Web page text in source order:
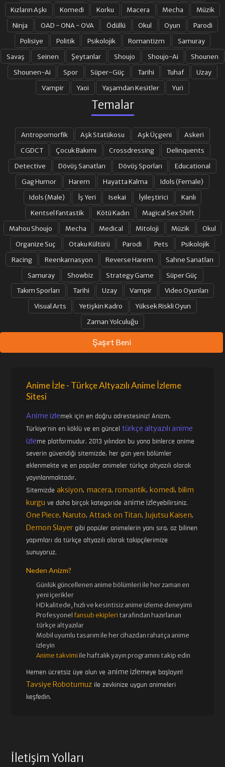
Kızların Aşkı Komedi Korku Macera Mecha
Müzik
Ninja
OAD - ONA - OVA Ödüllü Okul Oyun
Parodi
Polisiye
Politik Psikolojik Romantizm
Samuray
Savaş
Seinen Şeytanlar Shoujo Shoujo-Ai
Shounen
Shounen-Ai
Spor Süper-Güç Tarihi Tuhaf
Uzay
Vampir
Yaoi Yaşamdan Kesitler Yuri
Temalar
Antropomorfik Aşk Statükosu Aşk Üçgeni
Askeri
CGDCT
Çocuk Bakımı Crossdressing
Delinquents
Detective
Dövüş Sanatları Dövüş Sporları
Educational
Gag Humor
Harem Hayatta Kalma
Idols (Female)
Idols (Male)
İş Yeri Isekai İyileştirici
Kanlı
Kentsel Fantastik
Kötü Kadın
Magical Sex Shift
Mahou Shoujo
Mecha Medical Mitoloji Müzik
Okul
Organize Suç
Otaku Kültürü Parodi Pets
Psikolojik
Racing
Reenkarnasyon Reverse Harem
Sahne Sanatları
Samuray
Showbiz Strategy Game
Süper Güç
Takım Sporları
Tarihi Uzay Vampir
Video Oyunları
Visual Arts
Yetişkin Kadro
Yüksek Riskli Oyun
Zaman Yolculuğu
Şaşırt Beni
Anime İzle - Türkçe Altyazılı Anime İzleme
Sitesi
Anime izlemek için en doğru adrestesiniz! Anizm,
Türkiye'nin en köklü ve en günceltürkçe altyazılı anime
izleme platformudur. 2013 yılından bu yana binlerce anime
severin güvendiği sitemizde, her gün yeni bölümler
eklenmekte ve en popüler animeler türkçe altyazılı olarak
yayınlanmaktadır.
Sitemizdeaksiyon, macera,romantik, komedi, bilim
kurgu ve daha birçok kategoride anime izleyebilirsiniz.
One Piece, Naruto,Attack on Titan, Jujutsu Kaisen,
Demon Slayer gibi popüler animelerin yanı sıra, az bilinen
yapımları da türkçe altyazılı olarak takipçilerimize
sunuyoruz.
Neden Anizm?
Günlük güncellenen anime bölümleri ile her zaman en
yeni içerikler
HD kalitede, hızlı ve kesintisiz anime izleme deneyimi
Profesyonelfansub ekipleri tarafından hazırlanan
türkçe altyazılar
Mobil uyumlu tasarım ile her cihazdan rahatça anime
izleyin
Anime takvimi ile haftalık yayın programını takip edin
Hemen ücretsiz üye olun ve anime izlemeye başlayın!
Tavsiye Robotumuz ile zevkinize uygun animeleri
keşfedin.
İletişim Yolları